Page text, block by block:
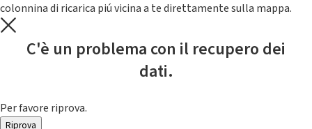
colonnina di ricarica piú vicina a te direttamente sulla mappa.
C'è un problema con il recupero dei
dati.
Per favore riprova.
Riprova